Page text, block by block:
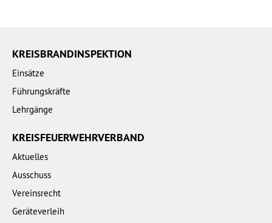
KREISBRANDINSPEKTION
Einsätze
Führungskräfte
Lehrgänge
KREISFEUERWEHRVERBAND
Aktuelles
Ausschuss
Vereinsrecht
Geräteverleih